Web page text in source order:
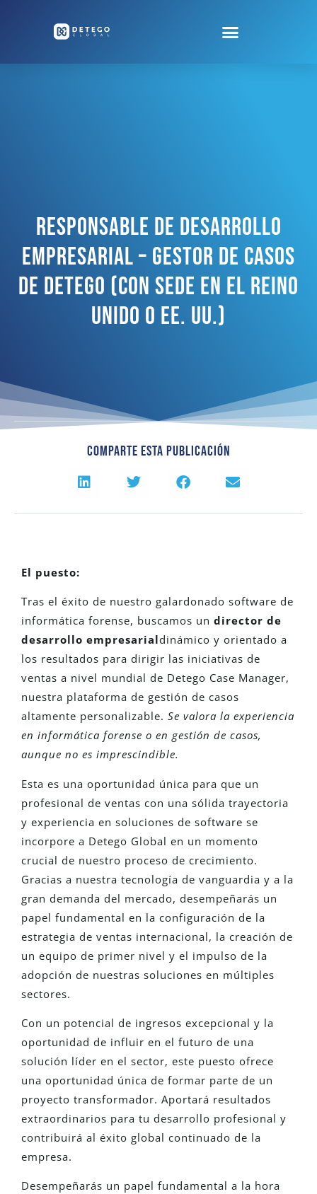
Responsable De Desarrollo
Empresarial – Gestor De Casos
De Detego (con Sede En El Reino
Unido O EE. UU.)
Comparte Esta Publicación
El puesto:
Tras el éxito de nuestro galardonado software de
informática forense, buscamos un director de
desarrollo empresarialdinámico y orientado a
los resultados para dirigir las iniciativas de
ventas a nivel mundial de Detego Case Manager,
nuestra plataforma de gestión de casos
altamente personalizable. Se valora la experiencia
en informática forense o en gestión de casos,
aunque no es imprescindible.
Esta es una oportunidad única para que un
profesional de ventas con una sólida trayectoria
y experiencia en soluciones de software se
incorpore a Detego Global en un momento
crucial de nuestro proceso de crecimiento.
Gracias a nuestra tecnología de vanguardia y a la
gran demanda del mercado, desempeñarás un
papel fundamental en la configuración de la
estrategia de ventas internacional, la creación de
un equipo de primer nivel y el impulso de la
adopción de nuestras soluciones en múltiples
sectores.
Con un potencial de ingresos excepcional y la
oportunidad de influir en el futuro de una
solución líder en el sector, este puesto ofrece
una oportunidad única de formar parte de un
proyecto transformador. Aportará resultados
extraordinarios para tu desarrollo profesional y
contribuirá al éxito global continuado de la
empresa.
Desempeñarás un papel fundamental a la hora